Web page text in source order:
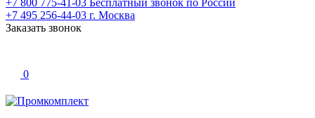
+7 800 775-41-03 Бесплатный звонок по России
+7 495 256-44-03 г. Москва
Заказать звонок
0